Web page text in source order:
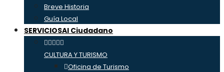
Breve Historia
Guía Local
SERVICIOSAl Ciudadano
CULTURA Y TURISMO
Oficina de Turismo